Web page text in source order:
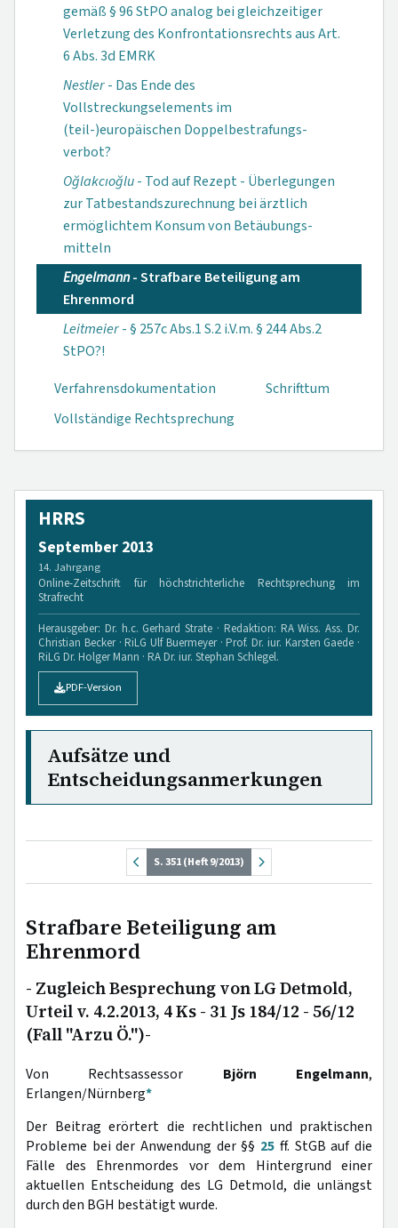
gemäß § 96 StPO analog bei gleichzeitiger
Verletzung des Kon­fron­tations­rechts aus Art.
6 Abs. 3d EMRK
Nestler- Das Ende des
Vollstreckungselements im
(teil-)europäischen Doppelbestrafungs­
verbot?
Oğlakcıoğlu- Tod auf Rezept - Überlegungen
zur Tatbestands­zurechnung bei ärztlich
ermöglichtem Konsum von Betäubungs­
mitteln
Engelmann- Strafbare Beteiligung am
Ehrenmord
Leitmeier- § 257c Abs.1 S.2 i.V.m. § 244 Abs.2
StPO?!
Verfahrensdokumen­tation
Schrifttum
Vollständige Rechtsprechung
HRRS
September 2013
14. Jahrgang
Online-Zeitschrift für höchstrichterliche Rechtsprechung im
Strafrecht
Herausgeber: Dr. h.c. Gerhard Strate · Redaktion: RA Wiss. Ass. Dr.
Christian Becker · RiLG Ulf Buermeyer · Prof. Dr. iur. Karsten Gaede ·
RiLG Dr. Holger Mann · RA Dr. iur. Stephan Schlegel.
PDF-Version
Aufsätze und
Entscheidungsanmerkungen
S. 351 (Heft 9/2013)
Strafbare Beteiligung am
Ehrenmord
- Zugleich Besprechung von LG Detmold,
Urteil v. 4.2.2013, 4 Ks - 31 Js 184/12 - 56/12
(Fall "Arzu Ö.")-
Von Rechtsassessor Björn Engelmann,
Erlangen/Nürnberg*
Der Beitrag erörtert die rechtlichen und praktischen
Probleme bei der Anwendung der §§ 25 ff. StGB auf die
Fälle des Ehrenmordes vor dem Hintergrund einer
aktuellen Entscheidung des LG Detmold, die unlängst
durch den BGH bestätigt wurde.